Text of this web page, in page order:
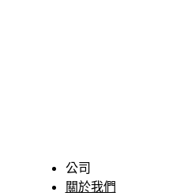
公司
關於我們